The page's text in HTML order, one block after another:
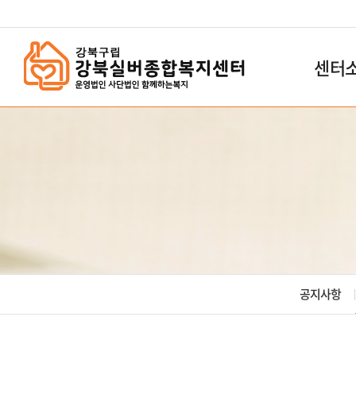
센터
공지사항